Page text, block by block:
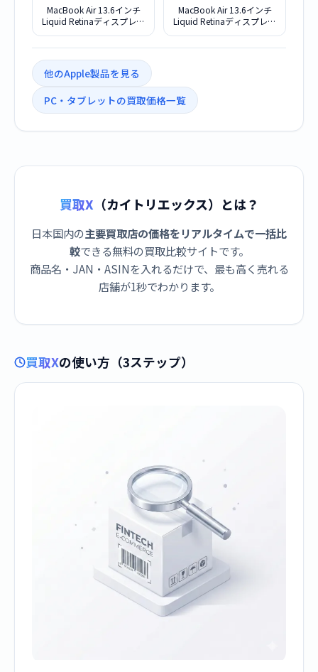
MacBook Air 13.6インチ
Liquid Retinaディスプレイ
MacBook Air 13.6インチ
Liquid Retinaディスプレイ
他のApple製品を見る
PC・タブレットの買取価格一覧
買取X （カイトリエックス）とは？
日本国内の主要買取店の価格をリアルタイムで一括比
較できる無料の買取比較サイトです。
商品名・JAN・ASINを入れるだけで、最も高く売れる
店舗が1秒でわかります。
買取Xの使い方（3ステップ）